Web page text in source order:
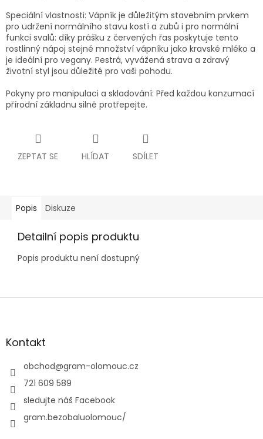
Speciální vlastnosti: Vápník je důležitým stavebním prvkem
pro udržení normálního stavu kostí a zubů i pro normální
funkci svalů: díky prášku z červených řas poskytuje tento
rostlinný nápoj stejné množství vápníku jako kravské mléko a
je ideální pro vegany. Pestrá, vyvážená strava a zdravý
životní styl jsou důležité pro vaši pohodu.
Pokyny pro manipulaci a skladování: Před každou konzumací
přírodní základnu silně protřepejte.
ZEPTAT SE HLÍDAT SDÍLET
Popis Diskuze
Detailní popis produktu
Popis produktu není dostupný
Z
aKontakt
obchod@gram-olomouc.cz
721 609 589
sledujte náš Facebook
gram.bezobaluolomouc/